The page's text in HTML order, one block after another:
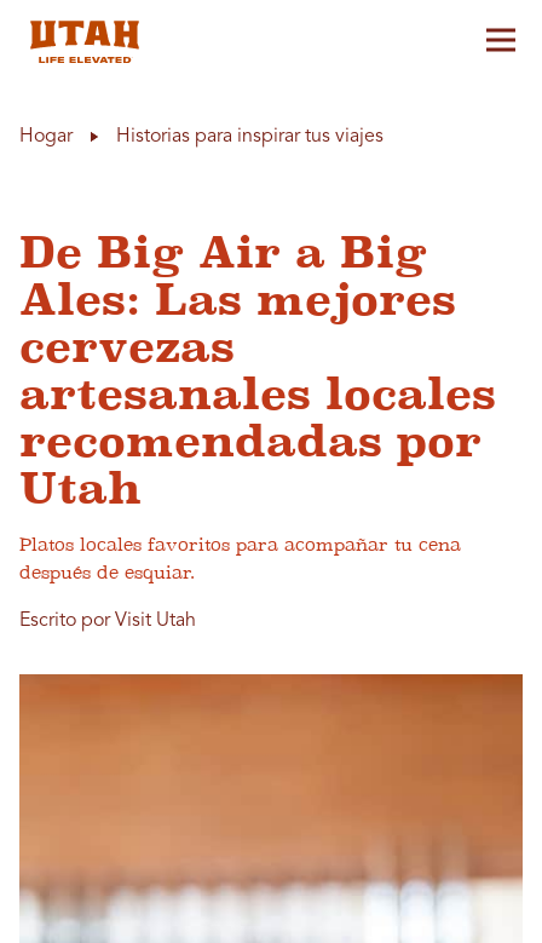
Hogar Historias para inspirar tus viajes
De Big Air a Big
Ales: Las mejores
cervezas
artesanales locales
recomendadas por
Utah
Platos locales favoritos para acompañar tu cena
después de esquiar.
Escrito por Visit Utah